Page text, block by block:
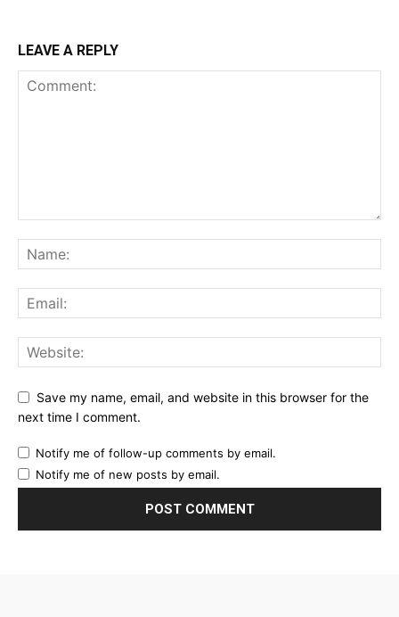
LEAVE A REPLY
Save my name, email, and website in this browser for the
next time I comment.
Notify me of follow-up comments by email.
Notify me of new posts by email.